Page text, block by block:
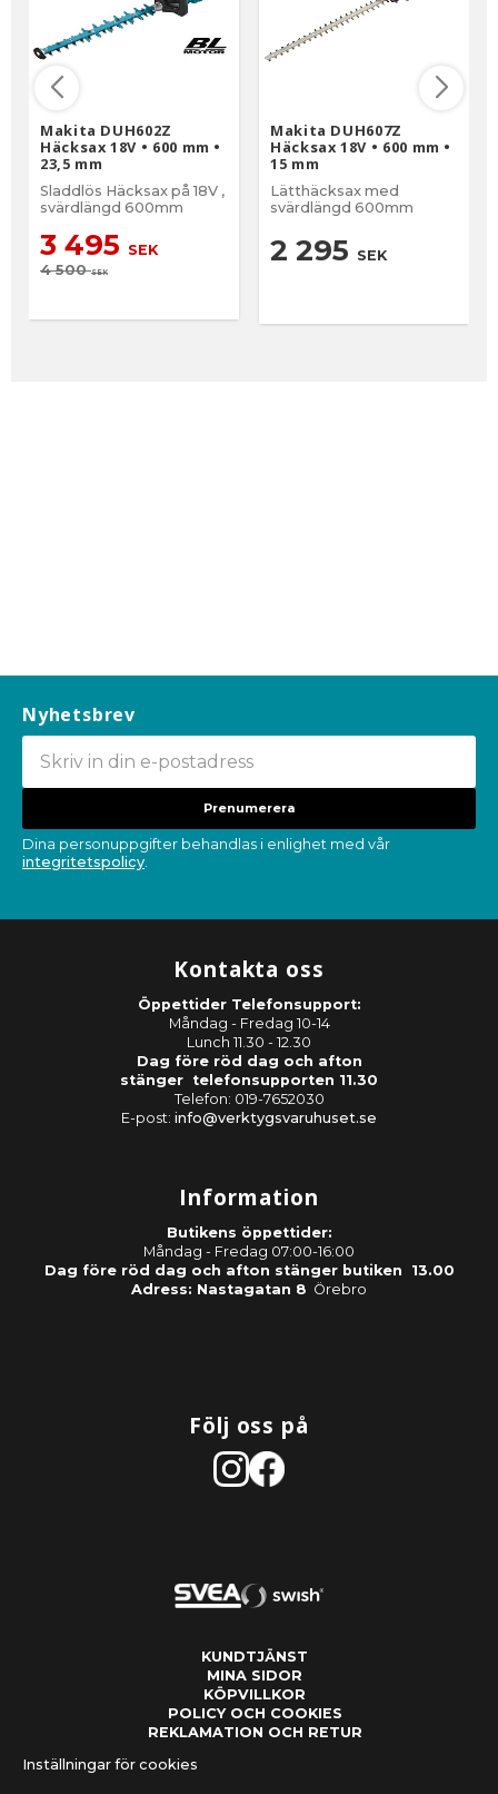
Makita DUH602Z
Häcksax 18V • 600 mm •
23,5 mm
Sladdlös Häcksax på 18V ,
svärdlängd 600mm
3 495 SEK
4 500SEK
Makita DUH607Z
Häcksax 18V • 600 mm •
15 mm
Lätthäcksax med
svärdlängd 600mm
2 295 SEK
Nyhetsbrev
Prenumerera
Dina personuppgifter behandlas i enlighet med vår
integritetspolicy.
Kontakta oss
Öppettider Telefonsupport:
Måndag - Fredag 10-14
Lunch 11.30 - 12.30
Dag före röd dag och afton
stänger telefonsupporten 11.30
Telefon: 019-7652030
E-post: info@verktygsvaruhuset.se
Information
Butikens öppettider:
Måndag - Fredag 07:00-16:00
Dag före röd dag och afton stänger butiken 13.00
Adress: Nastagatan 8 Örebro
Följ oss på
KUNDTJÄNST
MINA SIDOR
KÖPVILLKOR
POLICY OCH COOKIES
REKLAMATION OCH RETUR
Inställningar för cookies